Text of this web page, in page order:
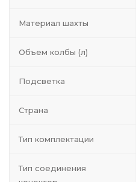
Материал шахты
Объем колбы (л)
Подсветка
Страна
Тип комплектации
Тип соединения